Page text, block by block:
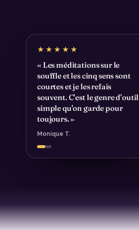
★★★★★
« Les méditations sur le
souffle et les cinq sens sont
courtes et je les refais
souvent. C'est le genre d'outil
simple qu'on garde pour
toujours. »
Monique T.